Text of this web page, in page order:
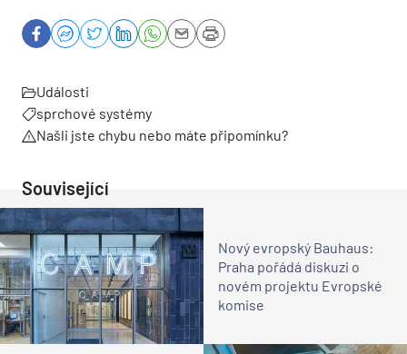
Události
sprchové systémy
Našli jste chybu nebo máte připomínku?
Související
Nový evropský Bauhaus:
Praha pořádá diskuzi o
novém projektu Evropské
komise